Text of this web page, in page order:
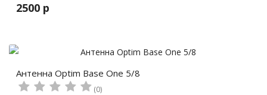
2500 р
Антенна Optim Base One 5/8
(0)